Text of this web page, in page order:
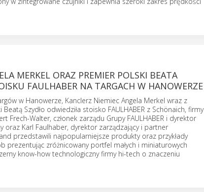
MERKEL ORAZ PREMIER POLSKI BEATA
FAULHABER NA TARGACH W HANOWERZE
w Hanowerze, Kanclerz Niemiec Angela Merkel wraz z
Szydło odwiedziła stoisko FAULHABER z Schönaich, firmy
Frech-Walter, członek zarządu Grupy FAULHABER i dyrektor
oraz Karl Faulhaber, dyrektor zarządzający i partner
przedstawili najpopularniejsze produkty oraz przykłady
prezentując zróżnicowany portfel małych i miniaturowych
know-how technologiczny firmy hi-tech o znaczeniu